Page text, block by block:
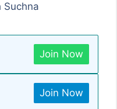
Suchna
Join Now
Join Now